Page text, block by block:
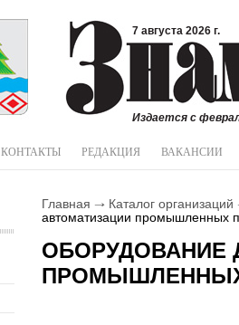
7 августа 2026 г.
Издается с
КОНТАКТЫ РЕДАКЦИЯ ВАКАНСИИ
Главная
Каталог организаций
автоматизации промышленных
ОБОРУДОВАНИЕ